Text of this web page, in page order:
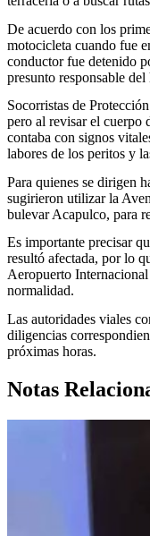
De acuerdo con los
motocicleta cuando fue
conductor fue detenido
presunto responsable del
Socorristas de
pero al revisar el cuerpo
contaba con signos
labores de los peritos y
Para quienes se dirigen
sugirieron utilizar la
bulevar Acapulco, para
Es importante precisar
resultó afectada, por lo
Aeropuerto
normalidad.
Las autoridades viales
diligencias
próximas horas.
Notas